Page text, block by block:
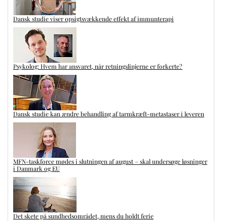
Dansk studie viser opsigtsvækkende effekt af immunterapi
Psykolog: Hvem har ansvaret, når retningslinjerne er forkerte?
Dansk studie kan ændre behandling af tarmkræft-metastaser i leveren
MFN-taskforce mødes i slutningen af august – skal undersøge løsninger
i Danmark og EU
Det skete på sundhedsområdet, mens du holdt ferie